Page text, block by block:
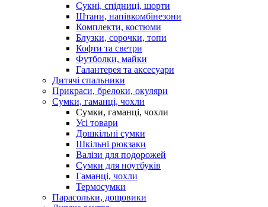
Сукні, спідниці, шорти
Штани, напівкомбінезони
Комплекти, костюми
Блузки, сорочки, топи
Кофти та светри
Футболки, майки
Галантерея та аксесуари
Дитячі спальники
Прикраси, брелоки, окуляри
Сумки, гаманці, чохли
Сумки, гаманці, чохли
Усі товари
Дошкільні сумки
Шкільні рюкзаки
Валізи для подорожей
Сумки для ноутбуків
Гаманці, чохли
Термосумки
Парасольки, дощовики